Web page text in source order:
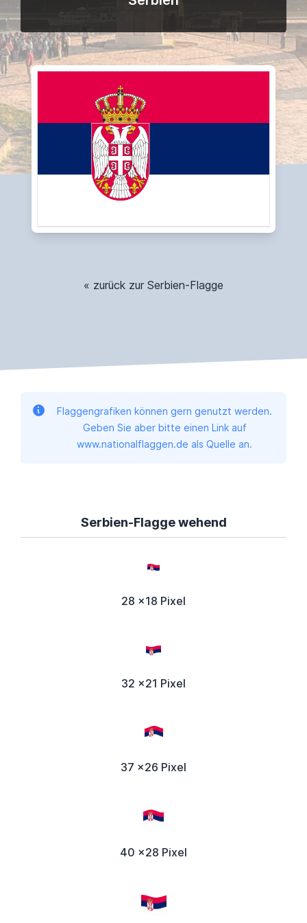
« zurück zur Serbien-Flagge
Flaggengrafiken können gern genutzt werden.
Geben Sie aber bitte einen Link auf
www.nationalflaggen.de als Quelle an.
Serbien-Flagge wehend
28 x18 Pixel
32 x21 Pixel
37 x26 Pixel
40 x28 Pixel